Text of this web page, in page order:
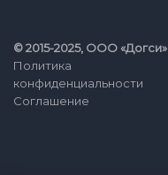
© 2015-2025, ООО «Догси»
Политика
конфиденциальности
Соглашение